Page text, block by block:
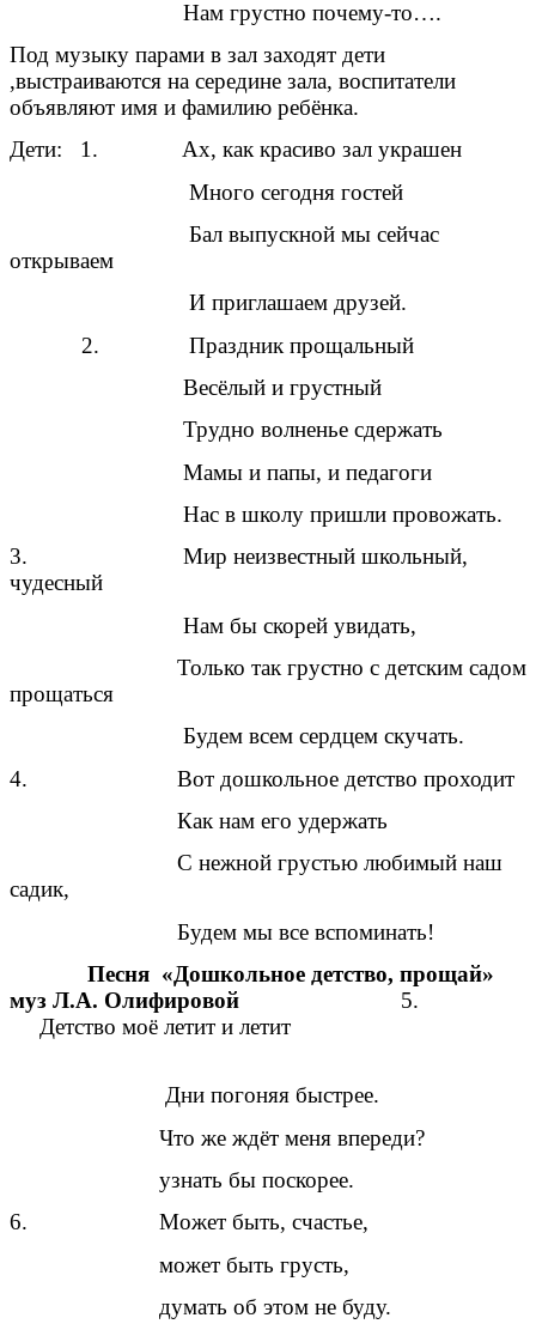
Нам грустно почему-то….
Под музыку парами в зал заходят дети
,выстраиваются на середине зала, воспитатели
объявляют имя и фамилию ребёнка.
Дети: 1. Ах, как красиво зал украшен
Много сегодня гостей
Бал выпускной мы сейчас
открываем
И приглашаем друзей.
2. Праздник прощальный
Весёлый и грустный
Трудно волненье сдержать
Мамы и папы, и педагоги
Нас в школу пришли провожать.
3. Мир неизвестный школьный,
чудесный
Нам бы скорей увидать,
Только так грустно с детским садом
прощаться
Будем всем сердцем скучать.
4. Вот дошкольное детство проходит
Как нам его удержать
С нежной грустью любимый наш
садик,
Будем мы все вспоминать!
Песня «Дошкольное детство, прощай»
муз Л.А. Олифировой 5.
Детство моё летит и летит
Дни погоняя быстрее.
Что же ждёт меня впереди?
узнать бы поскорее.
6. Может быть, счастье,
может быть грусть,
думать об этом не буду.